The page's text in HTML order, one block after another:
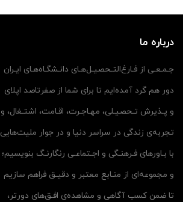
درباره ما
جـمـعـی از فـارغ‌التـحصیـل‌هـای دانـشگـاه‌هـای ایـران
دور هم گرد آمده‌ایم تا برای شما از صفرتاصد اپلای
و پـذیرش تـحصیـلی، مهـاجـرت، اقـامت، اشتـغال، و
تجربه‌ی زندگی در سراسر دنیا و در جوار ملیت‌هایی
با بـاورهای فـرهنـگی و اجـتماعـی رنگارنـگ بنویسیم؛
و مجموعه‌ای از منـابع معتبر و دقیـق فراهم سازیم
تا ضمن کسب آگاهی و مشاهده‌ی افـق‌های دورتر،